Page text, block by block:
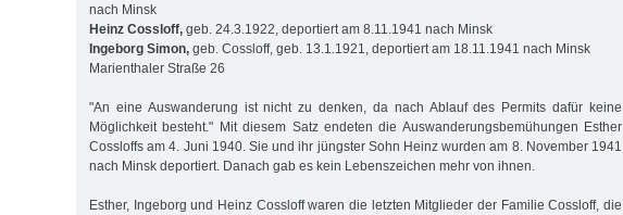
nach Minsk
Heinz Cossloff, geb. 24.3.1922, deportiert am 8.11.1941 nach Minsk
Ingeborg Simon, geb. Cossloff, geb. 13.1.1921, deportiert am 18.11.1941 nach Minsk
Marienthaler Straße 26
"An eine Auswanderung ist nicht zu denken, da nach Ablauf des Permits dafür keine
Möglichkeit besteht." Mit diesem Satz endeten die Auswanderungsbemühungen Esther
Cossloffs am 4. Juni 1940. Sie und ihr jüngster Sohn Heinz wurden am 8. November 1941
nach Minsk deportiert. Danach gab es kein Lebenszeichen mehr von ihnen.
Esther, Ingeborg und Heinz Cossloff waren die letzten Mitglieder der Familie Cossloff, die